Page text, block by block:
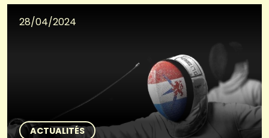
28/04/2024
ACTUALITÉS